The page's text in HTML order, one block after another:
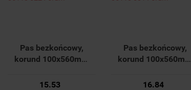
Pas bezkońcowy,
korund 100x560mm
Forum
15.53
Pas bezkońcowy,
korund 100x560mm
Forum
16.84